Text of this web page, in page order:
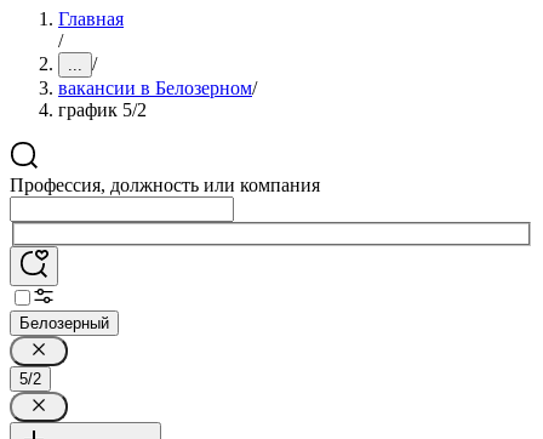
Главная
/
... /
вакансии в Белозерном/
график 5/2
Профессия, должность или компания
Белозерный
5/2